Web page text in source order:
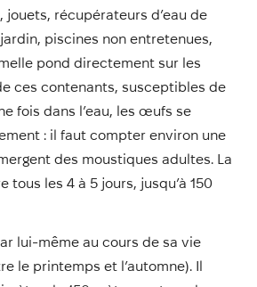
jouets, récupérateurs d’eau de
piscines non entretenues,
pond directement sur les
ces contenants, susceptibles de
fois dans l’eau, les œufs se
: il faut compter environ une
des moustiques adultes. La
tous les 4 à 5 jours, jusqu’à 150
lui-même au cours de sa vie
le printemps et l’automne). Il